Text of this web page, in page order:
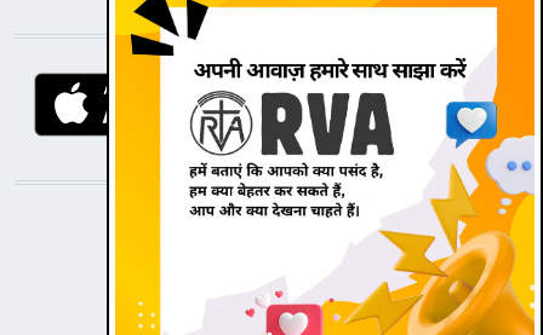
DOWNLOAD RVA APP
STAY CONNECTED WITH US!